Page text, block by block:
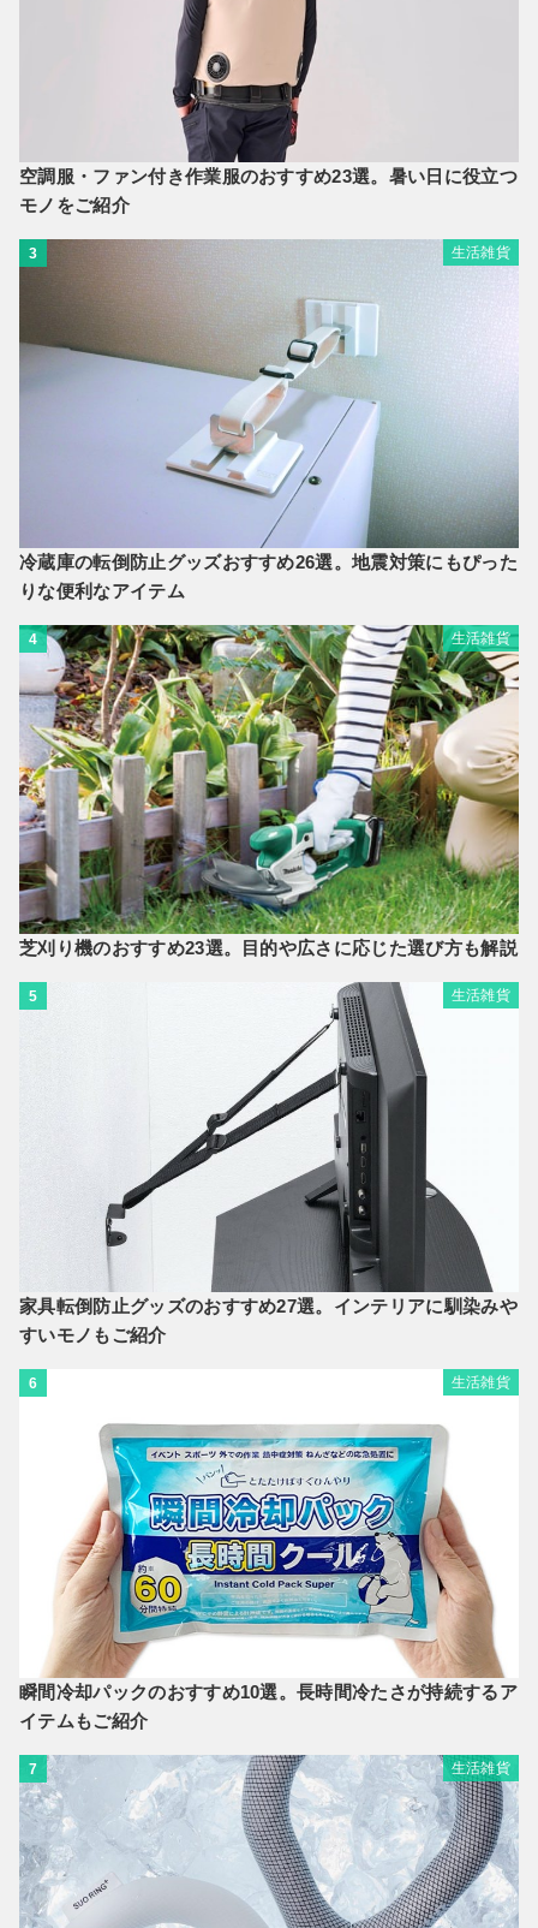
空調服・ファン付き作業服のおすすめ23選。暑い日に役立つ
モノをご紹介
3 生活雑貨
冷蔵庫の転倒防止グッズおすすめ26選。地震対策にもぴった
りな便利なアイテム
4 生活雑貨
芝刈り機のおすすめ23選。目的や広さに応じた選び方も解説
5 生活雑貨
家具転倒防止グッズのおすすめ27選。インテリアに馴染みや
すいモノもご紹介
6 生活雑貨
瞬間冷却パックのおすすめ10選。長時間冷たさが持続するア
イテムもご紹介
7 生活雑貨